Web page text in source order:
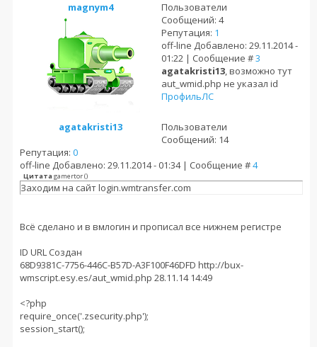
magnym4
Пользователи
Сообщений: 4
Репутация: 1
off-line Добавлено: 29.11.2014 -
01:22 | Сообщение #3
agatakristi13, возможно тут
aut_wmid.php не указал id
ПрофильЛС
agatakristi13
Пользователи
Сообщений: 14
Репутация: 0
off-line Добавлено: 29.11.2014 - 01:34 | Сообщение #4
Цитата gamertor()
Заходим на сайт login.wmtransfer.com
Всё сделано и в вмлогин и прописал все нижнем регистре
ID URL Создан
68D9381C-7756-446C-B57D-A3F100F46DFD http://bux-
wmscript.esy.es/aut_wmid.php 28.11.14 14:49
<?php
require_once('.zsecurity.php');
session_start();